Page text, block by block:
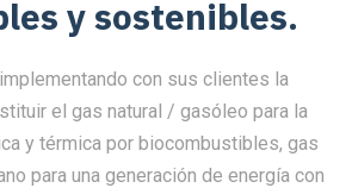
y sostenibles.
con sus clientes la
el gas natural / gasóleo para la
y térmica por biocombustibles, gas
para una generación de energía con